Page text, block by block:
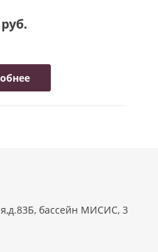
бассейн МИСИС, 3